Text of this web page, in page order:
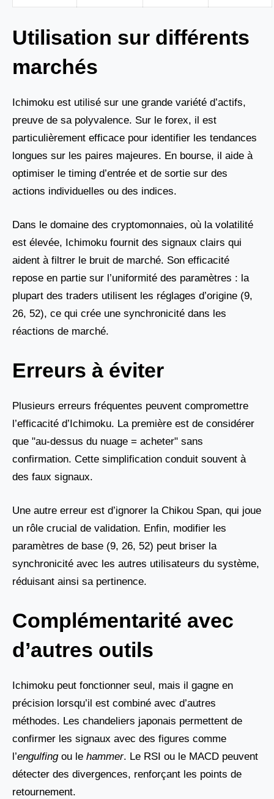
Utilisation sur différents
marchés
Ichimoku est utilisé sur une grande variété d’actifs,
preuve de sa polyvalence. Sur le forex, il est
particulièrement efficace pour identifier les tendances
longues sur les paires majeures. En bourse, il aide à
optimiser le timing d’entrée et de sortie sur des
actions individuelles ou des indices.
Dans le domaine des cryptomonnaies, où la volatilité
est élevée, Ichimoku fournit des signaux clairs qui
aident à filtrer le bruit de marché. Son efficacité
repose en partie sur l’uniformité des paramètres : la
plupart des traders utilisent les réglages d’origine (9,
26, 52), ce qui crée une synchronicité dans les
réactions de marché.
Erreurs à éviter
Plusieurs erreurs fréquentes peuvent compromettre
l’efficacité d’Ichimoku. La première est de considérer
que "au-dessus du nuage = acheter" sans
confirmation. Cette simplification conduit souvent à
des faux signaux.
Une autre erreur est d’ignorer la Chikou Span, qui joue
un rôle crucial de validation. Enfin, modifier les
paramètres de base (9, 26, 52) peut briser la
synchronicité avec les autres utilisateurs du système,
réduisant ainsi sa pertinence.
Complémentarité avec
d’autres outils
Ichimoku peut fonctionner seul, mais il gagne en
précision lorsqu’il est combiné avec d’autres
méthodes. Les chandeliers japonais permettent de
confirmer les signaux avec des figures comme
l’engulfingou le hammer. Le RSI ou le MACD peuvent
détecter des divergences, renforçant les points de
retournement.